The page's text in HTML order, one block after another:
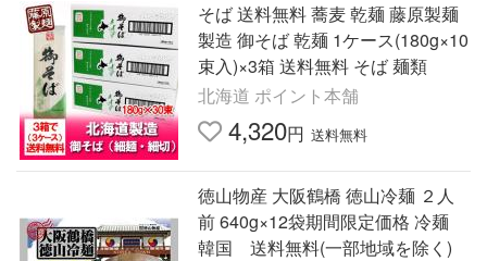
そば 送料無料 蕎麦 乾麺 藤原製麺
製造 御そば 乾麺 1ケース(180g×10
束入)×3箱 送料無料 そば 麺類
北海道 ポイント本舗
4,320円 送料無料
徳山物産 大阪鶴橋 徳山冷麺 ２人
前 640g×12袋期間限定価格 冷麺
韓国 送料無料(一部地域を除く)